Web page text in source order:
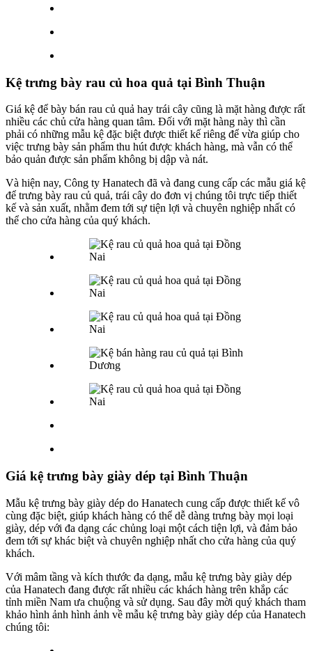
Kệ trưng bày rau củ hoa quả tại Bình Thuận
Giá kệ để bày bán rau củ quả hay trái cây cũng là mặt hàng được rất
nhiều các chủ cửa hàng quan tâm. Đối với mặt hàng này thì cần
phải có những mẫu kệ đặc biệt được thiết kế riêng để vừa giúp cho
việc trưng bày sản phẩm thu hút được khách hàng, mà vẫn có thể
bảo quản được sản phẩm không bị dập và nát.
Và hiện nay, Công ty Hanatech đã và đang cung cấp các mẫu giá kệ
để trưng bày rau củ quả, trái cây do đơn vị chúng tôi trực tiếp thiết
kế và sản xuất, nhằm đem tới sự tiện lợi và chuyên nghiệp nhất có
thể cho cửa hàng của quý khách.
Giá kệ trưng bày giày dép tại Bình Thuận
Mẫu kệ trưng bày giày dép do Hanatech cung cấp được thiết kế vô
cùng đặc biệt, giúp khách hàng có thể dễ dàng trưng bày mọi loại
giày, dép với đa dạng các chủng loại một cách tiện lợi, và đảm bảo
đem tới sự khác biệt và chuyên nghiệp nhất cho cửa hàng của quý
khách.
Với mâm tầng và kích thước đa dạng, mẫu kệ trưng bày giày dép
của Hanatech đang được rất nhiều các khách hàng trên khắp các
tỉnh miền Nam ưa chuộng và sử dụng. Sau đây mời quý khách tham
khảo hình ảnh hình ảnh về mẫu kệ trưng bày giày dép của Hanatech
chúng tôi: